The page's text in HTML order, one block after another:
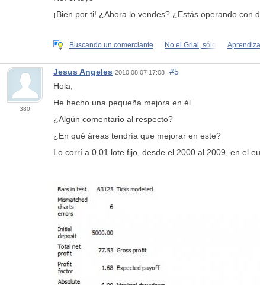
¡Bien por ti! ¿Ahora lo vendes? ¿Estás operando con
Buscando un comerciante No el Grial, sólo
380
Jesus Angeles 2010.08.07 17:08
#5
Hola,
He hecho una pequeña mejora en él
¿Algún comentario al respecto?
¿En qué áreas tendría que mejorar en este?
Lo corrí a 0,01 lote fijo, desde el 2000 al 2009, en el